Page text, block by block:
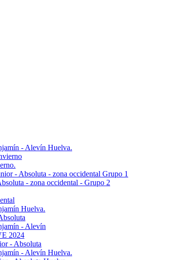
- Alevín Huelva.
- Absoluta - zona occidental Grupo 1
- zona occidental - Grupo 2
Huelva.
- Alevín
2024
- Absoluta
- Alevín Huelva.